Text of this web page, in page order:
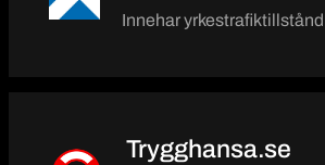
Innehar yrkestrafiktillstånd
Trygghansa.se